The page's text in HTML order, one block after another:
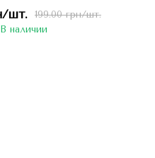
199.00 грн/шт.
шт.
В наличии